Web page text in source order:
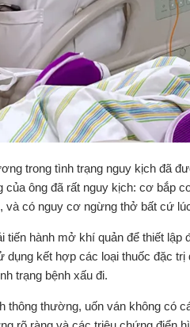
trong tình trạng nguy kịch đã
của ông đã rất nguy kịch: cơ bắp
và có nguy cơ ngừng thở bất cứ
tiến hành mở khí quản để thiết
dụng kết hợp các loại thuốc đặc
trạng bệnh xấu đi.
thông thường, uốn ván không có